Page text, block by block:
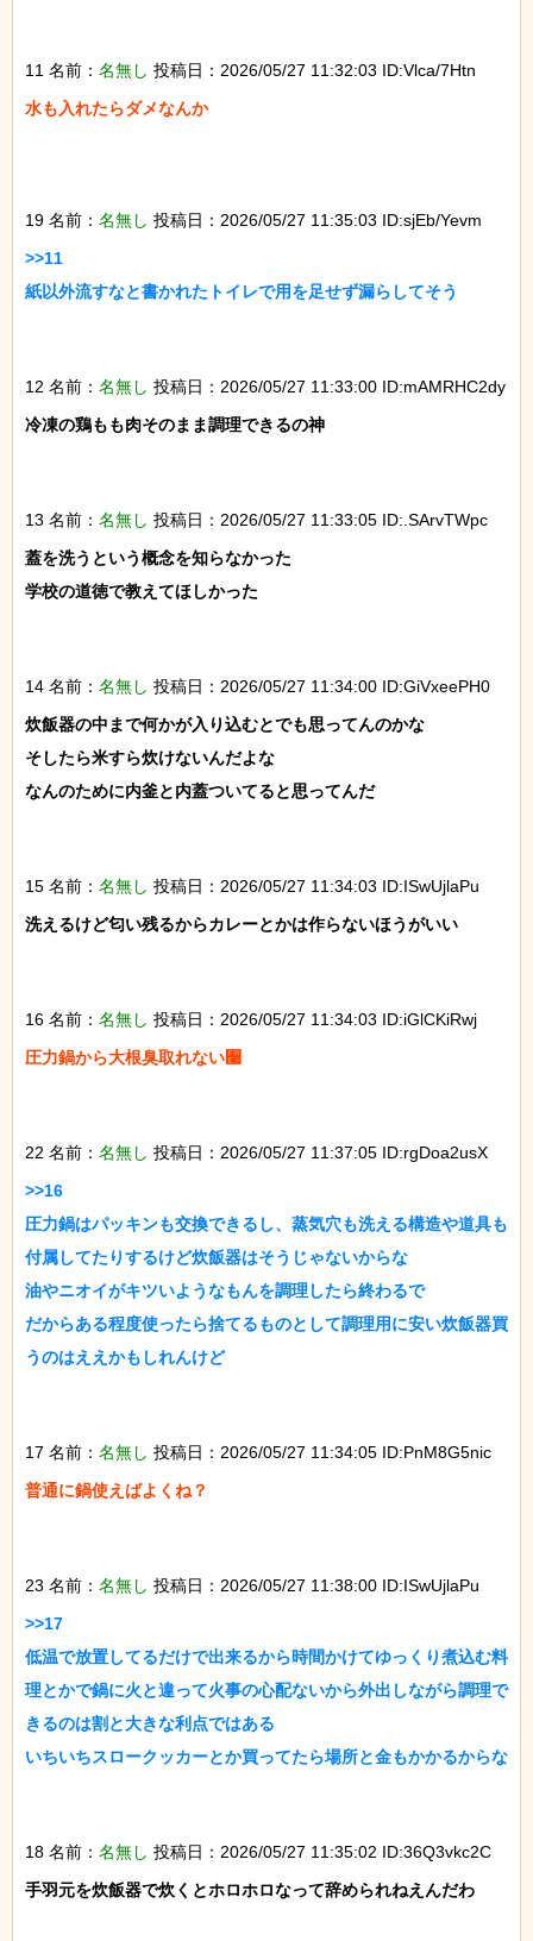
11 名前： 名無し 投稿日：2026/05/27 11:32:03 ID:Vlca/7Htn
水も入れたらダメなんか
19 名前： 名無し 投稿日：2026/05/27 11:35:03 ID:sjEb/Yevm
>>11
紙以外流すなと書かれたトイレで用を足せず漏らしてそう
12 名前： 名無し 投稿日：2026/05/27 11:33:00 ID:mAMRHC2dy
冷凍の鶏もも肉そのまま調理できるの神
13 名前： 名無し 投稿日：2026/05/27 11:33:05 ID:.SArvTWpc
蓋を洗うという概念を知らなかった
学校の道徳で教えてほしかった
14 名前： 名無し 投稿日：2026/05/27 11:34:00 ID:GiVxeePH0
炊飯器の中まで何かが入り込むとでも思ってんのかな
そしたら米すら炊けないんだよな
なんのために内釜と内蓋ついてると思ってんだ
15 名前： 名無し 投稿日：2026/05/27 11:34:03 ID:ISwUjlaPu
洗えるけど匂い残るからカレーとかは作らないほうがいい
16 名前： 名無し 投稿日：2026/05/27 11:34:03 ID:iGlCKiRwj
圧力鍋から大根臭取れない﫩
22 名前： 名無し 投稿日：2026/05/27 11:37:05 ID:rgDoa2usX
>>16
圧力鍋はパッキンも交換できるし、蒸気穴も洗える構造や道具も
付属してたりするけど炊飯器はそうじゃないからな
油やニオイがキツいようなもんを調理したら終わるで
だからある程度使ったら捨てるものとして調理用に安い炊飯器買
うのはええかもしれんけど
17 名前： 名無し 投稿日：2026/05/27 11:34:05 ID:PnM8G5nic
普通に鍋使えばよくね？
23 名前： 名無し 投稿日：2026/05/27 11:38:00 ID:ISwUjlaPu
>>17
低温で放置してるだけで出来るから時間かけてゆっくり煮込む料
理とかで鍋に火と違って火事の心配ないから外出しながら調理で
きるのは割と大きな利点ではある
いちいちスロークッカーとか買ってたら場所と金もかかるからな
18 名前： 名無し 投稿日：2026/05/27 11:35:02 ID:36Q3vkc2C
手羽元を炊飯器で炊くとホロホロなって辞められねえんだわ